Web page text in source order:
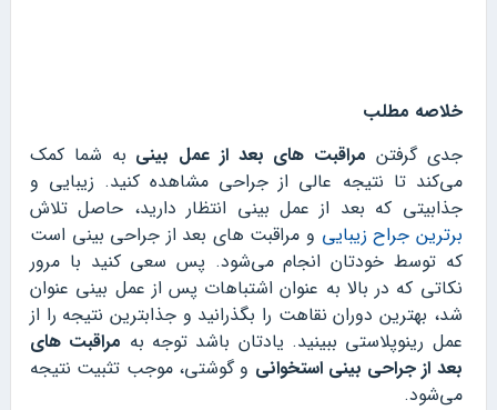
خلاصه مطلب
جدی گرفتن مراقبت های بعد از عمل بینی به شما کمک
می‌کند تا نتیجه عالی از جراحی مشاهده کنید. زیبایی و
جذابیتی که بعد از عمل بینی انتظار دارید، حاصل تلاش
برترین جراح زیبایی و مراقبت های بعد از جراحی بینی است
که توسط خودتان انجام می‌شود. پس سعی کنید با مرور
نکاتی که در بالا به عنوان اشتباهات پس از عمل بینی عنوان
شد، بهترین دوران نقاهت را بگذرانید و جذابترین نتیجه را از
عمل رینوپلاستی ببینید. یادتان باشد توجه به مراقبت های
بعد از جراحی بینی استخوانی و گوشتی، موجب تثبیت نتیجه
می‌شود.